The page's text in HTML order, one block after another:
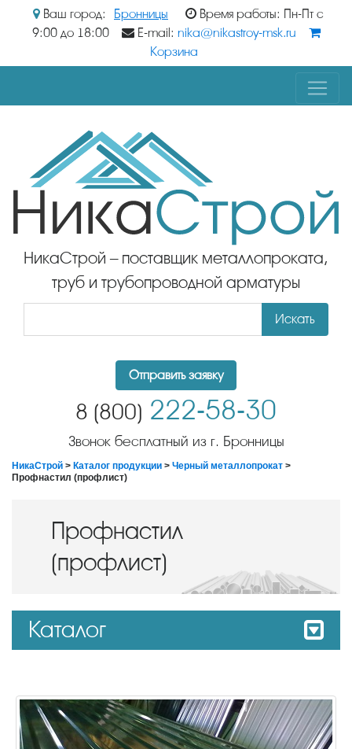
Ваш город: Бронницы
Время работы: Пн-Пт с
9:00 до 18:00
E-mail: nika@nikastroy-msk.ru
Корзина
НикаСтрой – поставщик металлопроката,
труб и трубопроводной арматуры
Искать
Отправить заявку
8 (800) 222-58-30
Звонок бесплатный из г. Бронницы
НикаСтрой > Каталог продукции > Черный металлопрокат >
Профнастил (профлист)
Профнастил
(профлист)
Каталог